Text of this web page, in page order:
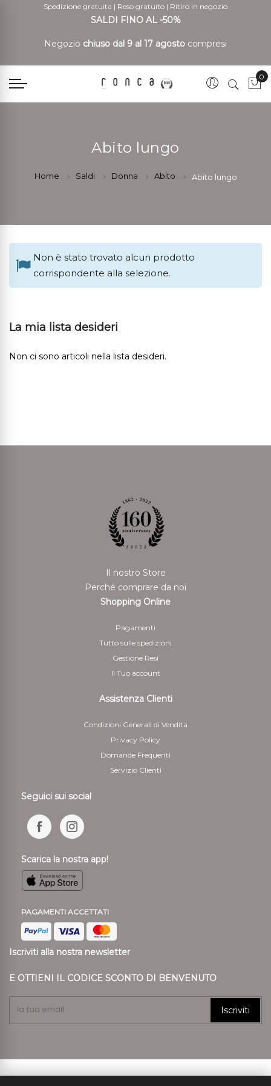
Spedizione gratuita | Reso gratuito | Ritiro in negozio
SALDI FINO AL -50%
Negozio chiuso dal 9 al 17 agosto compresi
0
Abito lungo
Home Saldi Donna Abito Abito lungo
Non è stato trovato alcun prodotto
corrispondente alla selezione.
La mia lista desideri
Non ci sono articoli nella lista desideri.
Il nostro Store
Perché comprare da noi
Shopping Online
Pagamenti
Tutto sulle spedizioni
Gestione Resi
Il Tuo account
Assistenza Clienti
Condizioni Generali di Vendita
Privacy Policy
Domande Frequenti
Servizio Clienti
Seguici sui social
Scarica la nostra app!
PAGAMENTI ACCETTATI
Iscriviti alla nostra newsletter
E OTTIENI IL CODICE SCONTO DI BENVENUTO
Iscriviti
© 2024 Ronca Style P.I. 01807890239 REA VR 197557